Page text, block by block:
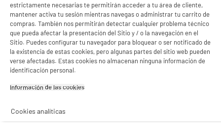
estrictamente necesarias te permitirán acceder a tu área de cliente,
mantener activa tu sesión mientras navegas o administrar tu carrito de
compras. También nos permitirán detectar cualquier problema técnico
que pueda afectar la presentación del Sitio y / o la navegación en el
Sitio. Puedes configurar tu navegador para bloquear o ser notificado de
la existencia de estas cookies, pero algunas partes del sitio web pueden
verse afectadas. Estas cookies no almacenan ninguna información de
identificación personal.
Información de las cookies‎
Cookies analíticas